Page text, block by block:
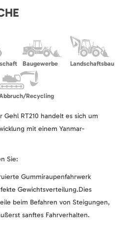
Baugewerbe Landschaftsbau
Recycling
Gehl RT210 handelt es sich um
mit einem Yanmar-
Sie:
Gummiraupenfahrwerk
Gewichtsverteilung.Dies
beim Befahren von Steigungen,
sanftes Fahrverhalten.